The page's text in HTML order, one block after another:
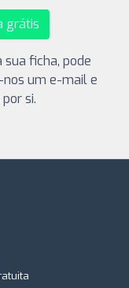
grátis
ficha, pode
um e-mail e
si.